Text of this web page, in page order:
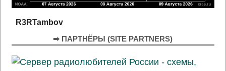
R3RTambov
➡ ПАРТНЁРЫ (SITE PARTNERS)